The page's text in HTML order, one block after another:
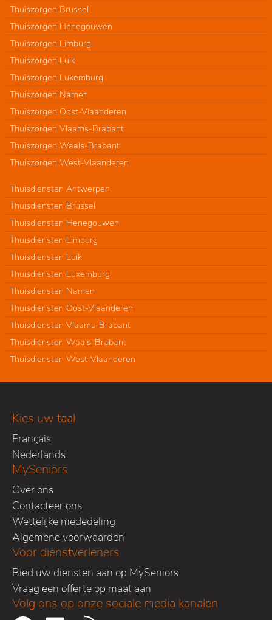
Thuiszorgen Brussel
Thuiszorgen Henegouwen
Thuiszorgen Limburg
Thuiszorgen Luik
Thuiszorgen Luxemburg
Thuiszorgen Namen
Thuiszorgen Oost-Vlaanderen
Thuiszorgen Vlaams-Brabant
Thuiszorgen Waals-Brabant
Thuiszorgen West-Vlaanderen
Thuisdiensten Antwerpen
Thuisdiensten Brussel
Thuisdiensten Henegouwen
Thuisdiensten Limburg
Thuisdiensten Luik
Thuisdiensten Luxemburg
Thuisdiensten Namen
Thuisdiensten Oost-Vlaanderen
Thuisdiensten Vlaams-Brabant
Thuisdiensten Waals-Brabant
Thuisdiensten West-Vlaanderen
Kies uw taal
Français
Nederlands
MySeniors
Over ons
Contacteer ons
Wettelijke mededeling
Algemene voorwaarden
Voor dienstverleners
Bied uw diensten aan op MySeniors
Vraag een offerte op maat aan
Volg ons op onze sociale media kanalen